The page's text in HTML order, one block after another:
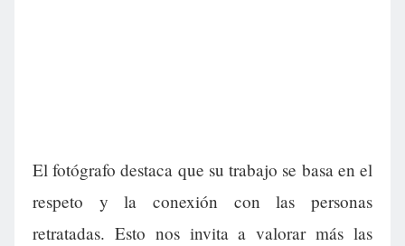
El fotógrafo destaca que su trabajo se basa en el
respeto y la conexión con las personas
retratadas. Esto nos invita a valorar más las